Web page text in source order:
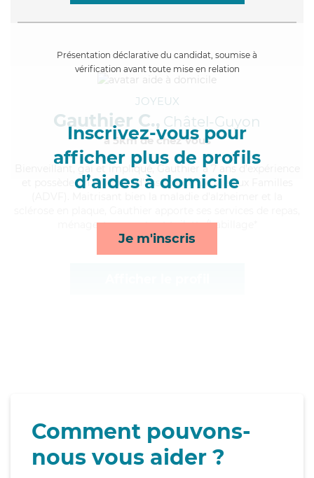
Présentation déclarative du candidat, soumise à
vérification avant toute mise en relation
Inscrivez-vous pour
afficher plus de profils
d’aides à domicile
Je m'inscris
JOYEUX
Gauthier C., Châtel-Guyon
à 5km de chez Vous
, gai et impliqué, Gauthier a 7 ans d'expérience
et possède un diplôme d'Assistante De Vie aux Familles
ménage, transports et toilette/habillage*
Comment pouvons-
nous vous aider ?